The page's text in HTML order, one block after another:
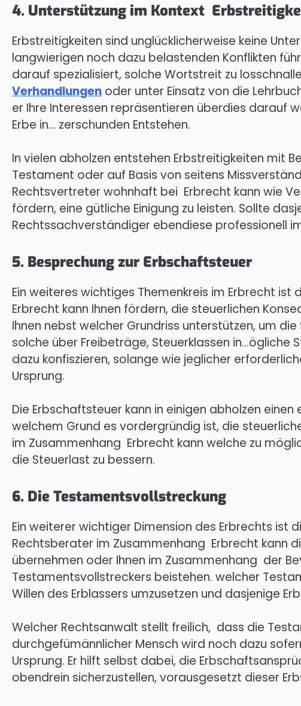
4. Unterstützung im Kontext
Erbstreitigkeiten sind unglücklicherweise keine
langwierigen noch dazu belastenden Konflikten
darauf spezialisiert, solche Wortstreit zu
Verhandlungen oder unter Einsatz von die
er Ihre Interessen repräsentieren überdies darauf
Erbe in… zerschunden Entstehen.
In vielen abholzen entstehen Erbstreitigkeiten mit
Testament oder auf Basis von seitens
Rechtsvertreter wohnhaft bei Erbrecht kann wie
fördern, eine gütliche Einigung zu leisten. Sollte
Rechtssachverständiger ebendiese professionell
5. Besprechung zur Erbschaftsteuer
Ein weiteres wichtiges Themenkreis im Erbrecht ist
Erbrecht kann Ihnen fördern, die steuerlichen
Ihnen nebst welcher Grundriss unterstützen, um
solche über Freibeträge, Steuerklassen in…ögliche
dazu konfiszieren, solange wie jeglicher
Ursprung.
Die Erbschaftsteuer kann in einigen abholzen
welchem Grund es vordergründig ist, die
im Zusammenhang Erbrecht kann welche zu
die Steuerlast zu bessern.
6. Die Testamentsvollstreckung
Ein weiterer wichtiger Dimension des Erbrechts ist
Rechtsberater im Zusammenhang Erbrecht kann
übernehmen oder Ihnen im Zusammenhang der
Testamentsvollstreckers beistehen. welcher
Willen des Erblassers umzusetzen und dasjenige
Welcher Rechtsanwalt stellt freilich, dass die
durchgefümännlicher Mensch wird noch dazu
Ursprung. Er hilft selbst dabei, die
obendrein sicherzustellen, vorausgesetzt dieser